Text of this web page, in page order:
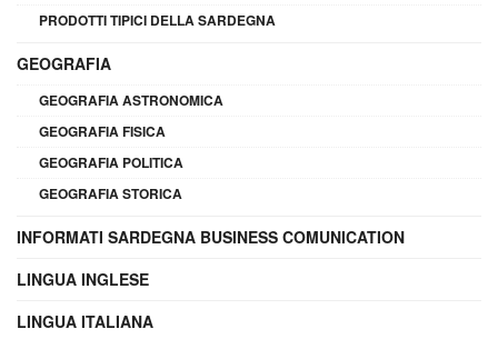
PRODOTTI TIPICI DELLA SARDEGNA
GEOGRAFIA
GEOGRAFIA ASTRONOMICA
GEOGRAFIA FISICA
GEOGRAFIA POLITICA
GEOGRAFIA STORICA
INFORMATI SARDEGNA BUSINESS COMUNICATION
LINGUA INGLESE
LINGUA ITALIANA